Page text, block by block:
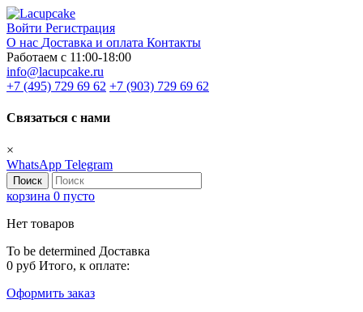
Войти Регистрация
О нас Доставка и оплата Контакты
Работаем с 11:00-18:00
info@lacupcake.ru
+7 (495) 729 69 62 +7 (903) 729 69 62
Связаться с нами
×
WhatsApp Telegram
Поиск
корзина 0 пусто
Нет товаров
To be determined Доставка
0 руб Итого, к оплате:
Оформить заказ